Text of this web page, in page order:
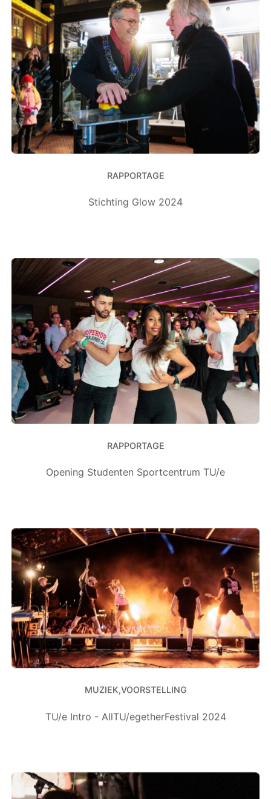
RAPPORTAGE
Stichting Glow 2024
RAPPORTAGE
Opening Studenten Sportcentrum TU/e
MUZIEK VOORSTELLING
TU/e Intro - AllTU/egetherFestival 2024